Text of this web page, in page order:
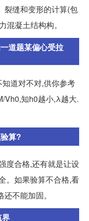
裂缝和变形的计算(包
混凝土结构构。
道题某偏心受拉
道对不对,供你参考
Vh0,知h0越小,λ越大.
算?
度合格,还有就是让设
。如果验算不合格,看
不能加固。